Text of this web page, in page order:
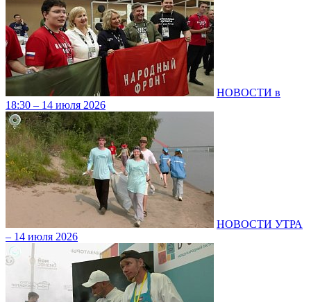
НОВОСТИ в
18:30 – 14 июля 2026
НОВОСТИ УТРА
– 14 июля 2026